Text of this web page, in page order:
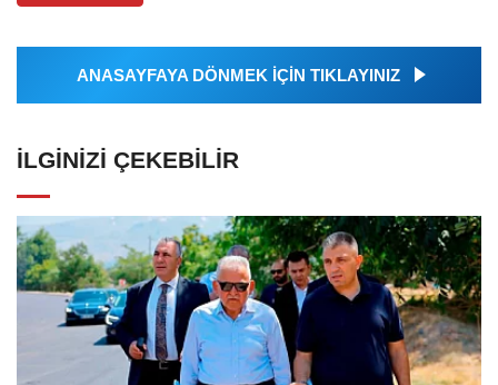
ANASAYFAYA DÖNMEK İÇİN TIKLAYINIZ
İLGINIZI ÇEKEBILIR